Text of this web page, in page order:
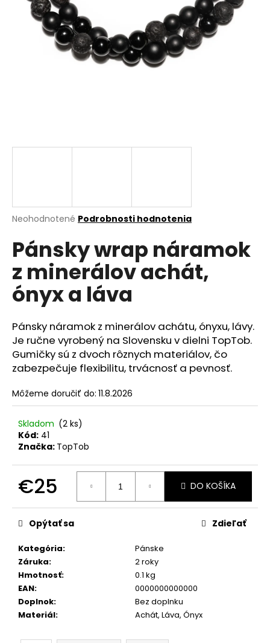
Priemerné
produktu
je
z
5
hviezdičiek.
Neohodnotené Podrobnosti hodnotenia
Pánsky wrap náramok
z minerálov achát,
ónyx a láva
Pánsky náramok z minerálov achátu, ónyxu, lávy.
Je ručne vyrobený na Slovensku v dielni TopTob.
Gumičky sú z dvoch rôznych materiálov, čo
zabezpečuje flexibilitu, trvácnosť a pevnosť.
Môžeme doručiť do: 11.8.2026
Skladom (2 ks)
Kód: 41
Značka: TopTob
€25
cena:
DO KOŠÍKA
Kategória:
Pánske
Záruka:
2 roky
Hmotnosť:
0.1 kg
EAN:
0000000000000
Doplnok:
Bez doplnku
Materiál: Achát, Láva, Ónyx
Opýtať sa Zdieľať
d
p
r
ú
č
a
m
PLOCHÝ
PÁNSKY
NÁRAMOK
MINERÁLU
TIGRIE
OKO
ÓNYX
€89
€119